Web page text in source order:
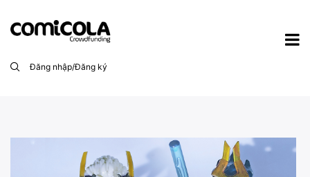
Đăng nhập/Đăng ký